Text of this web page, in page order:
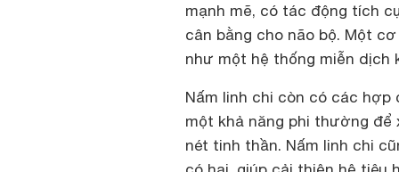
mạnh mẽ, có tác động tích
cân bằng cho não bộ. Một
như một hệ thống miễn dịch
Nấm linh chi còn có các
một khả năng phi thường
nét tinh thần. Nấm linh chi